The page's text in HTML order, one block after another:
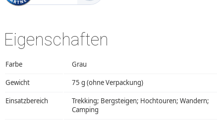
Eigenschaften
Farbe Grau
Gewicht 75 g (ohne Verpackung)
Einsatzbereich
Trekking; Bergsteigen; Hochtouren; Wandern;
Camping